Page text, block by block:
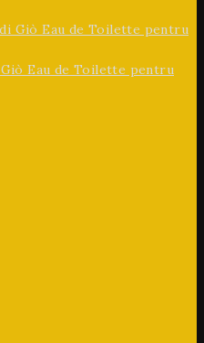
Eau de Toilette pentru